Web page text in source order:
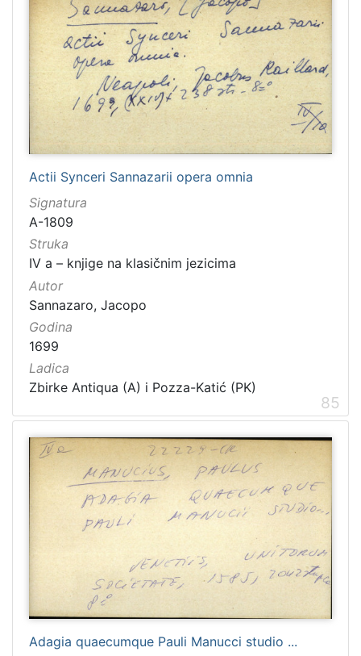
Actii Synceri Sannazarii opera omnia
Signatura
A-1809
Struka
IV a – knjige na klasičnim jezicima
Autor
Sannazaro, Jacopo
Godina
1699
Ladica
Zbirke Antiqua (A) i Pozza-Katić (PK)
85
Adagia quaecumque Pauli Manucci studio ...